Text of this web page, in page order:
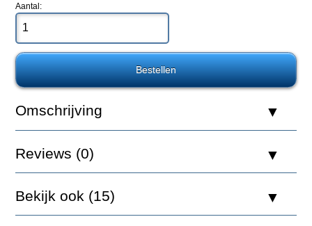
Visnet
/
Schepnet
15cm
groen
vis
Aantal:
Omschrijving
Reviews (0)
Bekijk ook (15)